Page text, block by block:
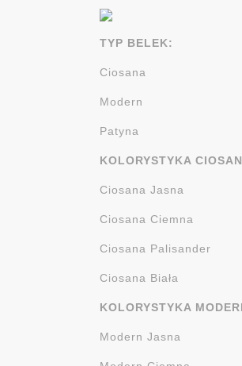
TYP BELEK:
Ciosana
Modern
Patyna
KOLORYSTYKA
Ciosana Jasna
Ciosana Ciemna
Ciosana Palisander
Ciosana Biała
KOLORYSTYKA
Modern Jasna